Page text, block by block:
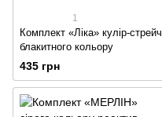
1
Комплект «Ліка» кулір-стрейч
блакитного кольору
435 грн